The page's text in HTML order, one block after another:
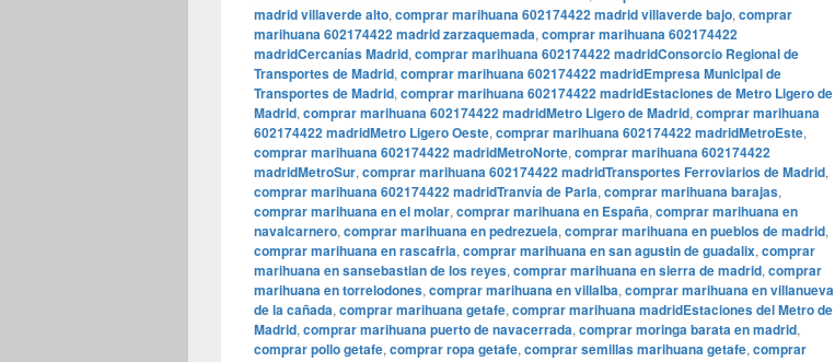
madrid villaverde alto, comprar marihuana 602174422 madrid villaverde bajo, comprar
marihuana 602174422 madrid zarzaquemada, comprar marihuana 602174422
madridCercanías Madrid, comprar marihuana 602174422 madridConsorcio Regional de
Transportes de Madrid, comprar marihuana 602174422 madridEmpresa Municipal de
Transportes de Madrid, comprar marihuana 602174422 madridEstaciones de Metro Ligero de
Madrid, comprar marihuana 602174422 madridMetro Ligero de Madrid, comprar marihuana
602174422 madridMetro Ligero Oeste, comprar marihuana 602174422 madridMetroEste,
comprar marihuana 602174422 madridMetroNorte, comprar marihuana 602174422
madridMetroSur, comprar marihuana 602174422 madridTransportes Ferroviarios de Madrid,
comprar marihuana 602174422 madridTranvía de Parla, comprar marihuana barajas,
comprar marihuana en el molar, comprar marihuana en España, comprar marihuana en
navalcarnero, comprar marihuana en pedrezuela, comprar marihuana en pueblos de madrid,
comprar marihuana en rascafria, comprar marihuana en san agustin de guadalix, comprar
marihuana en sansebastian de los reyes, comprar marihuana en sierra de madrid, comprar
marihuana en torrelodones, comprar marihuana en villalba, comprar marihuana en villanueva
de la cañada, comprar marihuana getafe, comprar marihuana madridEstaciones del Metro de
Madrid, comprar marihuana puerto de navacerrada, comprar moringa barata en madrid,
comprar pollo getafe, comprar ropa getafe, comprar semillas marihuana getafe, comprar